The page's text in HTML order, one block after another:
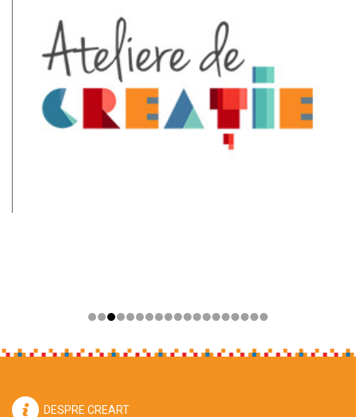
DESPRE CREART